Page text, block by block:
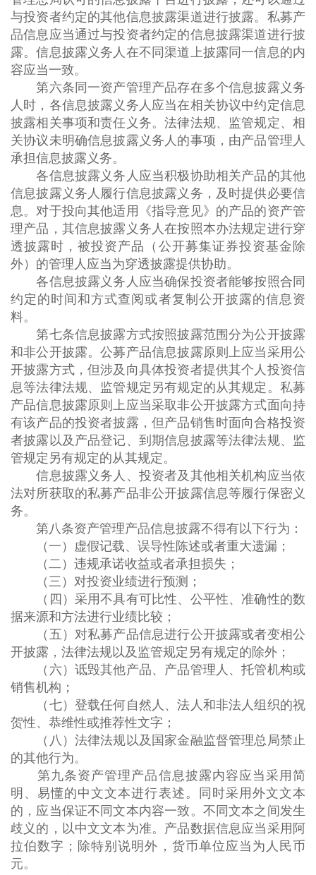
与投资者约定的其他信息披露渠道进行披露。私募产
品信息应当通过与投资者约定的信息披露渠道进行披
露。信息披露义务人在不同渠道上披露同一信息的内
容应当一致。
第六条同一资产管理产品存在多个信息披露义务
人时，各信息披露义务人应当在相关协议中约定信息
披露相关事项和责任义务。法律法规、监管规定、相
关协议未明确信息披露义务人的事项，由产品管理人
承担信息披露义务。
各信息披露义务人应当积极协助相关产品的其他
信息披露义务人履行信息披露义务，及时提供必要信
息。对于投向其他适用《指导意见》的产品的资产管
理产品，其信息披露义务人在按照本办法规定进行穿
透披露时，被投资产品（公开募集证券投资基金除
外）的管理人应当为穿透披露提供协助。
各信息披露义务人应当确保投资者能够按照合同
约定的时间和方式查阅或者复制公开披露的信息资
料。
第七条信息披露方式按照披露范围分为公开披露
和非公开披露。公募产品信息披露原则上应当采用公
开披露方式，但涉及向具体投资者提供其个人投资信
息等法律法规、监管规定另有规定的从其规定。私募
产品信息披露原则上应当采取非公开披露方式面向持
有该产品的投资者披露，但产品销售时面向合格投资
者披露以及产品登记、到期信息披露等法律法规、监
管规定另有规定的从其规定。
信息披露义务人、投资者及其他相关机构应当依
法对所获取的私募产品非公开披露信息等履行保密义
务。
第八条资产管理产品信息披露不得有以下行为：
（一）虚假记载、误导性陈述或者重大遗漏；
（二）违规承诺收益或者承担损失；
（三）对投资业绩进行预测；
（四）采用不具有可比性、公平性、准确性的数
据来源和方法进行业绩比较；
（五）对私募产品信息进行公开披露或者变相公
开披露，法律法规以及监管规定另有规定的除外；
（六）诋毁其他产品、产品管理人、托管机构或
销售机构；
（七）登载任何自然人、法人和非法人组织的祝
贺性、恭维性或推荐性文字；
（八）法律法规以及国家金融监督管理总局禁止
的其他行为。
第九条资产管理产品信息披露内容应当采用简
明、易懂的中文文本进行表述。同时采用外文文本
的，应当保证不同文本内容一致。不同文本之间发生
歧义的，以中文文本为准。产品数据信息应当采用阿
拉伯数字；除特别说明外，货币单位应当为人民币
元。